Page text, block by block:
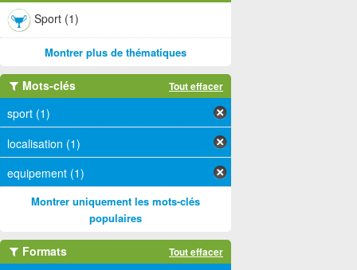
Sport (1)
Montrer plus de thématiques
Mots-clés Tout effacer
sport (1)
localisation (1)
equipement (1)
Montrer uniquement les mots-clés
populaires
Formats Tout effacer